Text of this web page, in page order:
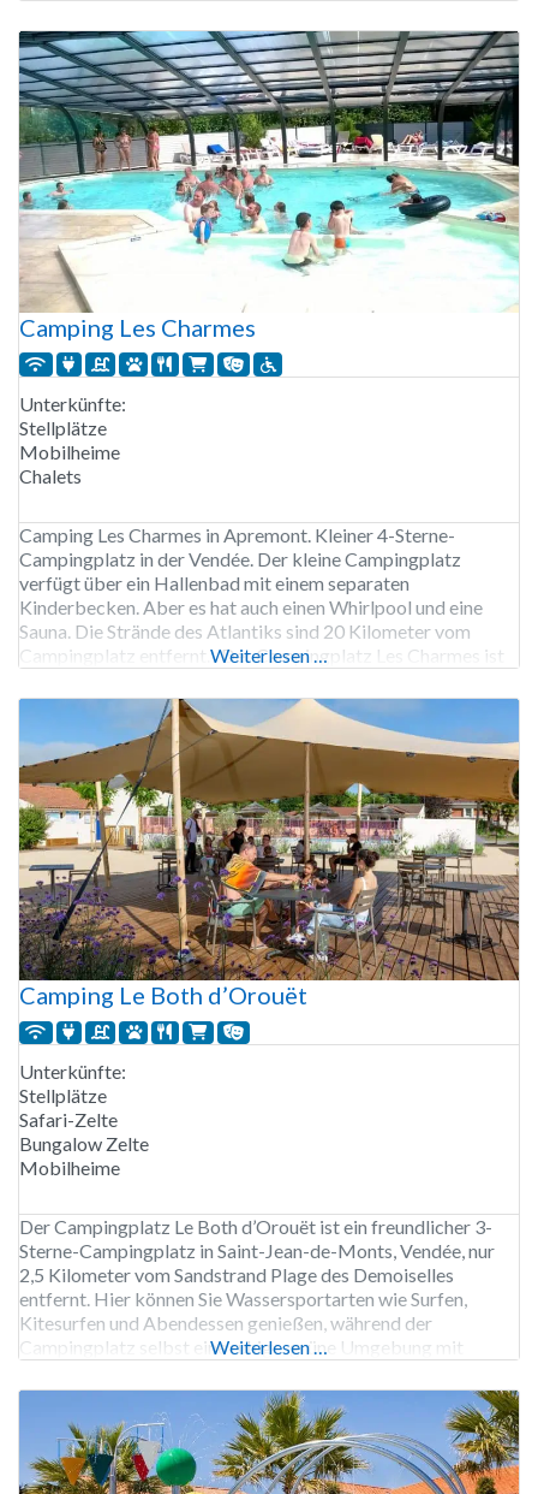
Camping Les Charmes
Unterkünfte:
Stellplätze
Mobilheime
Chalets
Camping Les Charmes in Apremont. Kleiner 4-Sterne-
Campingplatz in der Vendée. Der kleine Campingplatz
verfügt über ein Hallenbad mit einem separaten
Kinderbecken. Aber es hat auch einen Whirlpool und eine
Sauna. Die Strände des Atlantiks sind 20 Kilometer vom
Campingplatz entfernt. Der Campingplatz Les Charmes ist
und Mobilheime können das ganze
Weiterlesen …
Camping Le Both d’Orouët
Unterkünfte:
Stellplätze
Safari-Zelte
Bungalow Zelte
Mobilheime
Der Campingplatz Le Both d’Orouët ist ein freundlicher 3-
Sterne-Campingplatz in Saint-Jean-de-Monts, Vendée, nur
2,5 Kilometer vom Sandstrand Plage des Demoiselles
entfernt. Hier können Sie Wassersportarten wie Surfen,
Kitesurfen und Abendessen genießen, während der
Campingplatz selbst eine ruhige, grüne Umgebung mit
Der Campingplatz verfügt über 94 geräumige, abgegrenzte
Stellplätze von etwa 100 m² für
Weiterlesen …